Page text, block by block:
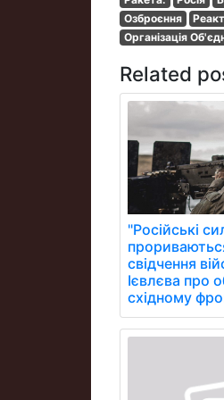
Озброєння
Організація
Related
"Російські
свідчення
Ієвлєва про
східному